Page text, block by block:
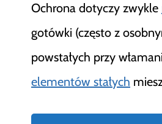
Ochrona dotyczy zwykle
gotówki (często z
powstałych przy
elementów stałych